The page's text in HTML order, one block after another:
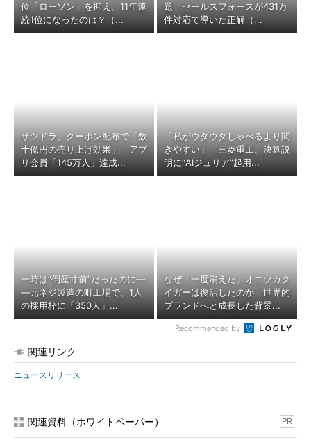
位「ローソン」を抑え、11年連
続1位になったのは？（...
題 セールスフォースが431万
件対応で導いた正解（...
サツドラ、クーポン配布で「数
十億円の売り上げ効果」 アプ
リ会員「145万人」達成...
「私がウダウダしゃべるより聞
きやすい」 三菱重工、決算説
明に“AIジュリア”起用...
一時は“倒産寸前”だったのに―
―元ネジ製造の町工場で、1人
の採用枠に「350人」...
なぜ「一度消えた」オニツカタ
イガーは復活したのか 世界的
ブランドへと成長した背景...
Recommended by
関連リンク
ニュースリリース
関連資料（ホワイトペーパー） PR